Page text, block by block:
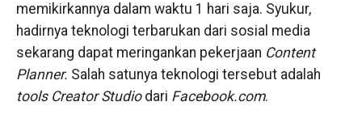
memikirkannya dalam waktu 1 hari saja. Syukur,
hadirnya teknologi terbarukan dari sosial media
sekarang dapat meringankan pekerjaan Content
Planner. Salah satunya teknologi tersebut adalah
tools Creator Studio dari Facebook.com.